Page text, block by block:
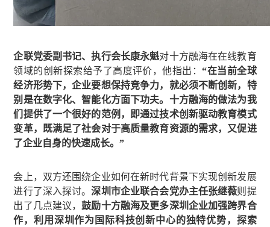
企联党委副书记、执行会长康永魁对十方融海在在线教育
领域的创新探索给予了高度评价，他指出：“在当前全球
经济形势下，企业要想保持竞争力，就必须不断创新，特
别是在数字化、智能化方面下功夫。十方融海的做法为我
们提供了一个很好的范例，即通过技术创新驱动教育模式
变革，既满足了社会对于高质量教育资源的需求，又促进
了企业自身的快速成长。”
会上，双方还围绕企业如何在新时代背景下实现创新发展
进行了深入探讨。深圳市企业联合会党办主任张继薇则提
出了几点建议，鼓励十方融海及更多深圳企业加强跨界合
作，利用深圳作为国际科技创新中心的独特优势，探索